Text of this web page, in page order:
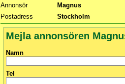
Annonsör
Magnus
Postadress
Stockholm
Mejla annonsören
Namn
Tel